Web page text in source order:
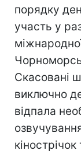
порядку
участь у
Скасовані
виключно
відпала